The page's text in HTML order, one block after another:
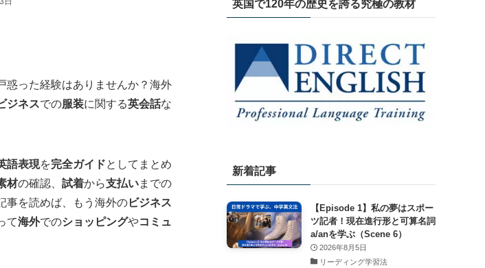
惑った経験はありませんか？海外
ジネスでの服装に関する英会話な
語表現を完全ガイドとしてまとめ
材の確認、 試着から支払いまでの
事を読めば、もう海外のビジネス
て海外でのショッピングやコミュ
英国で120年の歴史を誇る究極の教材
新着記事
【Episode 1】私の夢はスポー
ツ記者！現在進行形と可算名詞
a/anを学ぶ（Scene 6）
2026年8月5日
リーディング学習法